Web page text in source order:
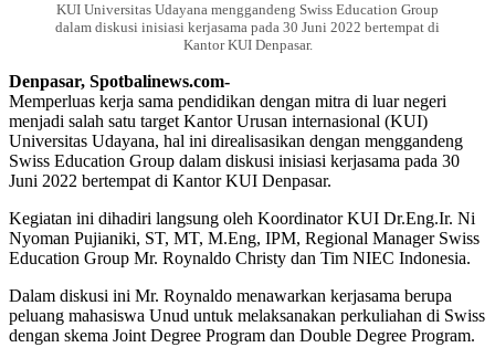
KUI Universitas Udayana menggandeng Swiss Education Group
dalam diskusi inisiasi kerjasama pada 30 Juni 2022 bertempat di
Kantor KUI Denpasar.
Denpasar, Spotbalinews.com-
Memperluas kerja sama pendidikan dengan mitra di luar negeri
menjadi salah satu target Kantor Urusan internasional (KUI)
Universitas Udayana, hal ini direalisasikan dengan menggandeng
Swiss Education Group dalam diskusi inisiasi kerjasama pada 30
Juni 2022 bertempat di Kantor KUI Denpasar.
Kegiatan ini dihadiri langsung oleh Koordinator KUI Dr.Eng.Ir. Ni
Nyoman Pujianiki, ST, MT, M.Eng, IPM, Regional Manager Swiss
Education Group Mr. Roynaldo Christy dan Tim NIEC Indonesia.
Dalam diskusi ini Mr. Roynaldo menawarkan kerjasama berupa
peluang mahasiswa Unud untuk melaksanakan perkuliahan di Swiss
dengan skema Joint Degree Program dan Double Degree Program.